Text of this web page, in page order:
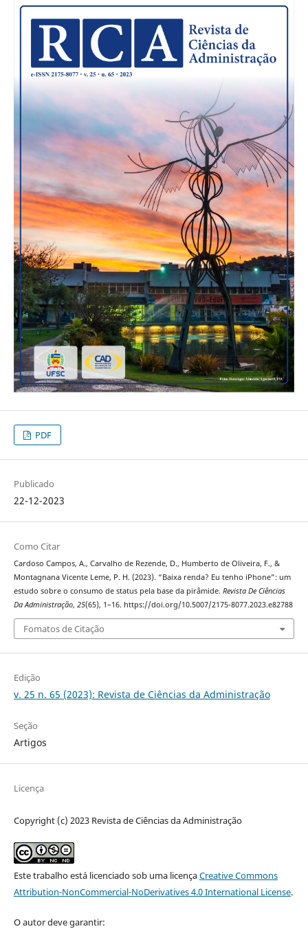
PDF
Publicado
22-12-2023
Como Citar
Cardoso Campos, A., Carvalho de Rezende, D., Humberto de Oliveira, F., &
Montagnana Vicente Leme, P. H. (2023). “Baixa renda? Eu tenho iPhone”: um
estudo sobre o consumo de status pela base da pirâmide. Revista De Ciências
Da Administração, 25(65), 1–16. https://doi.org/10.5007/2175-8077.2023.e82788
Fomatos de Citação
Edição
v. 25 n. 65 (2023): Revista de Ciências da Administração
Seção
Artigos
Licença
Copyright (c) 2023 Revista de Ciências da Administração
Este trabalho está licenciado sob uma licençaCreative Commons
Attribution-NonCommercial-NoDerivatives 4.0 International License.
O autor deve garantir: